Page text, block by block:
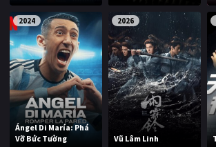
2024
Ángel Di María: Phá
Vỡ Bức Tường
2026
Vũ Lâm Linh